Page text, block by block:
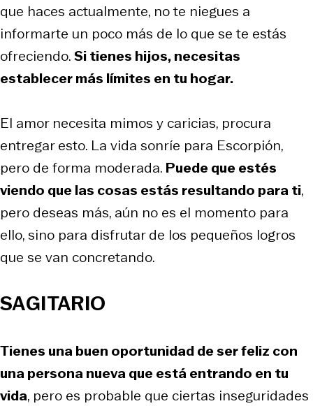
que haces actualmente, no te niegues a
informarte un poco más de lo que se te estás
ofreciendo.Si tienes hijos, necesitas
establecer más límites en tu hogar.
El amor necesita mimos y caricias, procura
entregar esto. La vida sonríe para Escorpión,
pero de forma moderada. Puede que estés
viendo que las cosas estás resultando para ti,
pero deseas más, aún no es el momento para
ello, sino para disfrutar de los pequeños logros
que se van concretando.
SAGITARIO
Tienes una buen oportunidad de ser feliz con
una persona nueva que está entrando en tu
vida, pero es probable que ciertas inseguridades